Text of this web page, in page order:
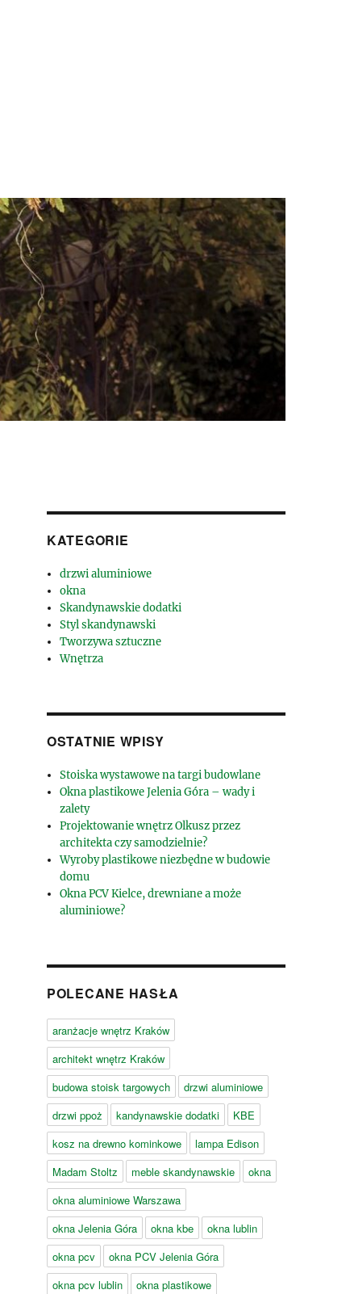
KATEGORIE
drzwi aluminiowe
okna
Skandynawskie dodatki
Styl skandynawski
Tworzywa sztuczne
Wnętrza
OSTATNIE WPISY
Stoiska wystawowe na targi budowlane
Okna plastikowe Jelenia Góra – wady i
zalety
Projektowanie wnętrz Olkusz przez
architekta czy samodzielnie?
Wyroby plastikowe niezbędne w budowie
domu
Okna PCV Kielce, drewniane a może
aluminiowe?
POLECANE HASŁA
aranżacje wnętrz Kraków
architekt wnętrz Kraków
budowa stoisk targowych
drzwi aluminiowe
drzwi ppoż
kandynawskie dodatki
KBE
kosz na drewno kominkowe
lampa Edison
Madam Stoltz
meble skandynawskie
okna
okna aluminiowe Warszawa
okna Jelenia Góra
okna kbe
okna lublin
okna pcv
okna PCV Jelenia Góra
okna pcv lublin
okna plastikowe